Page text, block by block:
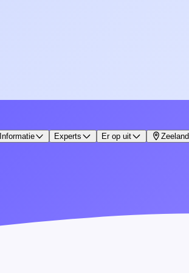
Informatie Experts Er op uit Zeeland